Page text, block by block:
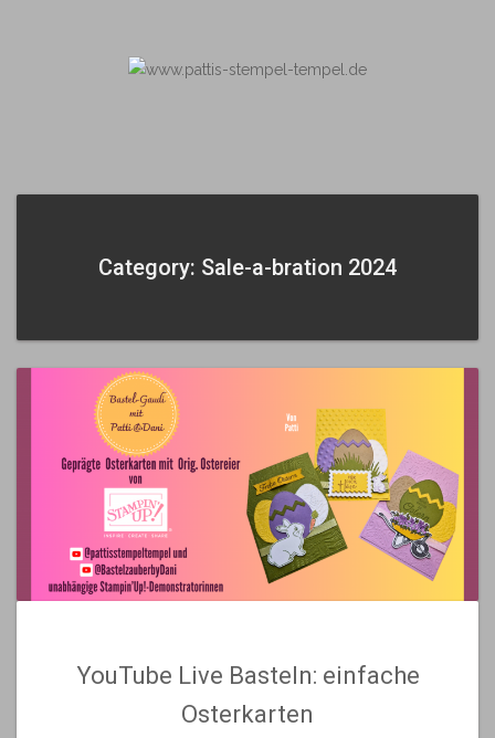
Category: Sale-a-bration 2024
YouTube Live Basteln: einfache
Osterkarten